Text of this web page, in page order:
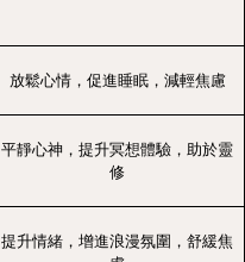
放鬆心情，促進睡眠，減輕焦慮
平靜心神，提升冥想體驗，助於靈
修
提升情緒，增進浪漫氛圍，舒緩焦